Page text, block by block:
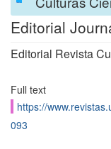
Editorial
Editorial Revista
Full text
https://
093